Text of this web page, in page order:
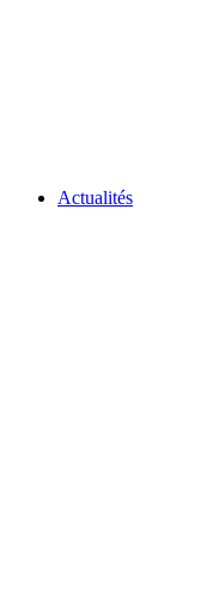
Actualités